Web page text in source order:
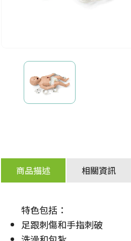
商品描述 相關資訊
特色包括：
足跟刺傷和手指刺破